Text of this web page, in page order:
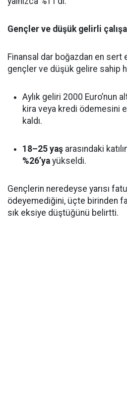
Gençler ve düşük gelirli
Finansal dar boğazdan en sert
gençler ve düşük gelire sahip
Aylık geliri 2000 Euro’nun
kira veya kredi ödemesini
kaldı.
18–25 yaş arasındaki
%26’ya yükseldi.
Gençlerin neredeyse yarısı
ödeyemediğini, üçte birinden
sık eksiye düştüğünü belirtti.